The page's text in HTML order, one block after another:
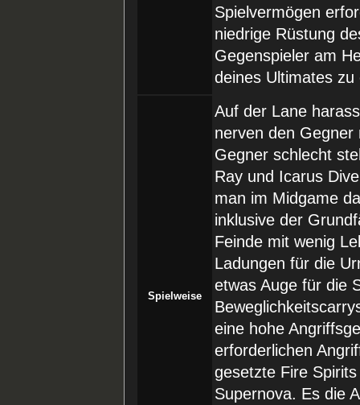
Spielvermögen
niedrige Rüstung
Gegenspieler am
deines Ultimates zu
Spielweise
Auf der Lane
nerven den Gegner
Gegner schlecht
Ray und Icarus
man im Midgame
inklusive der
Feinde mit wenig
Ladungen für die
etwas Auge für die
eine hohe
erforderlichen
gesetzte Fire
Supernova. Es die